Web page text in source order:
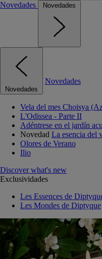
Novedades Novedades
Novedades
Novedades
Vela del mes Choisya
L'Odissea - Parte II
Adéntrese en el jardín
Novedad La esencia del
Olores de Verano
Ilio
Discover what's new
Exclusividades
Les Essences de
Les Mondes de Diptyque